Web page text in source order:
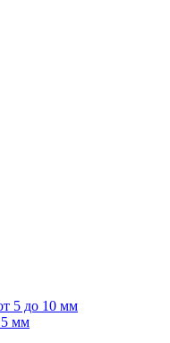
5 до 10 мм
5 мм